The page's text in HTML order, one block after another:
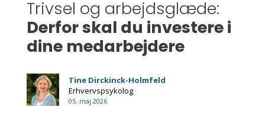
Trivsel og arbejdsglæde:
Derfor skal du investere i
dine medarbejdere
Tine Dirckinck-Holmfeld
Erhvervspsykolog
05. maj 2026